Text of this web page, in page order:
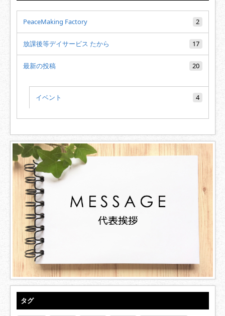
PeaceMaking Factory 2
放課後等デイサービス たから 17
最新の投稿 20
イベント 4
タグ